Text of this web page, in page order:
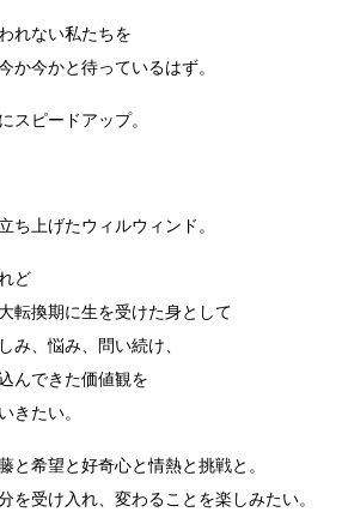
れない私たちを
か今かと待っているはず。
スピードアップ。
ち上げたウィルウィンド。
ど
転換期に生を受けた身として
み、悩み、問い続け、
んできた価値観を
きたい。
と希望と好奇心と情熱と挑戦と。
を受け入れ、変わることを楽しみたい。